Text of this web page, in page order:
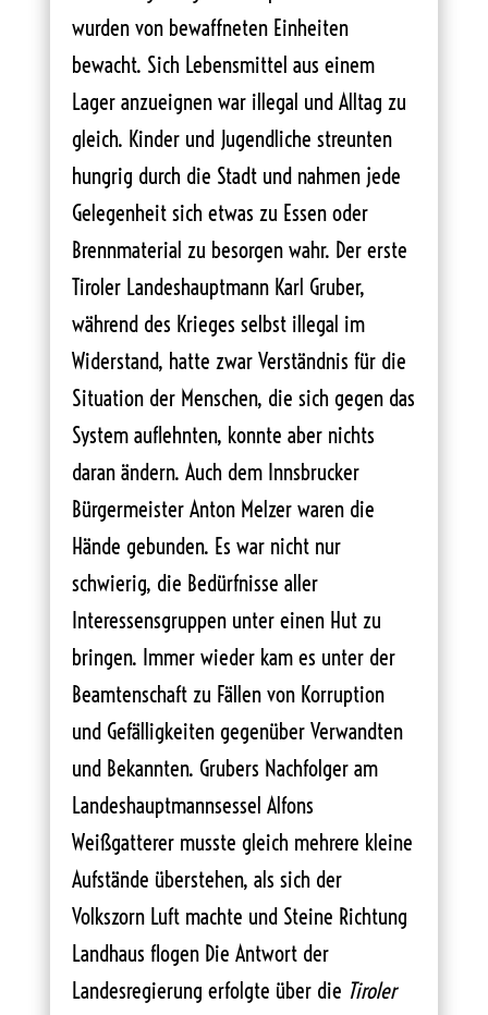
wurden von bewaffneten Einheiten
bewacht. Sich Lebensmittel aus einem
Lager anzueignen war illegal und Alltag zu
gleich. Kinder und Jugendliche streunten
hungrig durch die Stadt und nahmen jede
Gelegenheit sich etwas zu Essen oder
Brennmaterial zu besorgen wahr. Der erste
Tiroler Landeshauptmann Karl Gruber,
während des Krieges selbst illegal im
Widerstand, hatte zwar Verständnis für die
Situation der Menschen, die sich gegen das
System auflehnten, konnte aber nichts
daran ändern. Auch dem Innsbrucker
Bürgermeister Anton Melzer waren die
Hände gebunden. Es war nicht nur
schwierig, die Bedürfnisse aller
Interessensgruppen unter einen Hut zu
bringen. Immer wieder kam es unter der
Beamtenschaft zu Fällen von Korruption
und Gefälligkeiten gegenüber Verwandten
und Bekannten. Grubers Nachfolger am
Landeshauptmannsessel Alfons
Weißgatterer musste gleich mehrere kleine
Aufstände überstehen, als sich der
Volkszorn Luft machte und Steine Richtung
Landhaus flogen Die Antwort der
Landesregierung erfolgte über die Tiroler